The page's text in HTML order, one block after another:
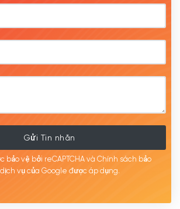
Gửi Tin nhắn
bảo vệ bởi reCAPTCHA và Chính sách bảo
vụ của Google được áp dụng.